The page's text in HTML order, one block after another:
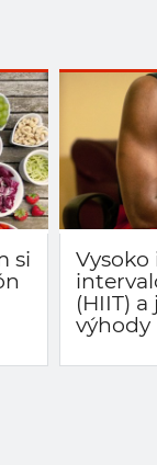
si
(HIIT)
výhody